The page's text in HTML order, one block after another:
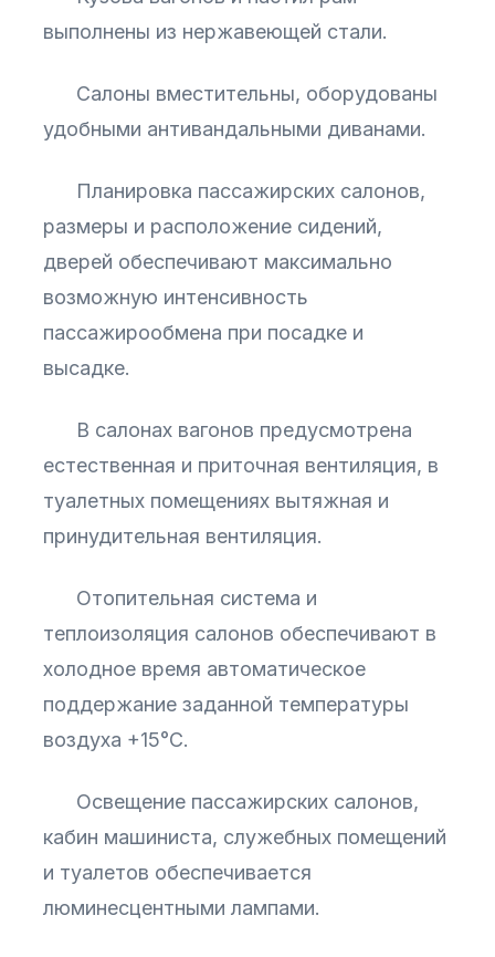
выполнены из нержавеющей стали.
Салоны вместительны, оборудованы
удобными антивандальными диванами.
Планировка пассажирских салонов,
размеры и расположение сидений,
дверей обеспечивают максимально
возможную интенсивность
пассажирообмена при посадке и
высадке.
В салонах вагонов предусмотрена
естественная и приточная вентиляция, в
туалетных помещениях вытяжная и
принудительная вентиляция.
Отопительная система и
теплоизоляция салонов обеспечивают в
холодное время автоматическое
поддержание заданной температуры
воздуха +15°С.
Освещение пассажирских салонов,
кабин машиниста, служебных помещений
и туалетов обеспечивается
люминесцентными лампами.